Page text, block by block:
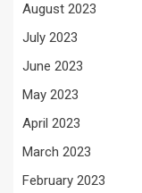
August 2023
July 2023
June 2023
May 2023
April 2023
March 2023
February 2023